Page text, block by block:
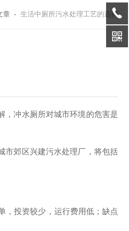
章 - 生活中厕所污水处理工艺的选择
，冲水厕所对城市环境的危害是
市郊区兴建污水处理厂，将包括
投资较少，运行费用低；缺点